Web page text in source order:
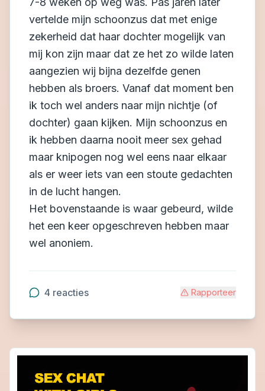
vertelde mijn schoonzus dat met enige
zekerheid dat haar dochter mogelijk van
mij kon zijn maar dat ze het zo wilde laten
aangezien wij bijna dezelfde genen
hebben als broers. Vanaf dat moment ben
ik toch wel anders naar mijn nichtje (of
dochter) gaan kijken. Mijn schoonzus en
ik hebben daarna nooit meer sex gehad
maar knipogen nog wel eens naar elkaar
als er weer iets van een stoute gedachten
in de lucht hangen.
Het bovenstaande is waar gebeurd, wilde
het een keer opgeschreven hebben maar
wel anoniem.
4 reacties Rapporteer